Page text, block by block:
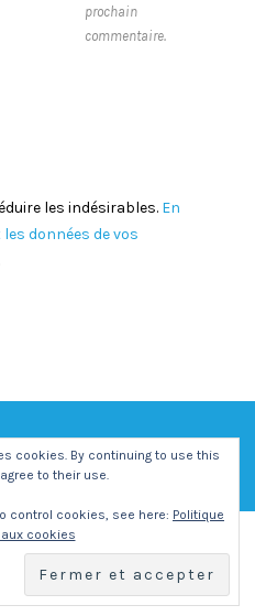
prochain
commentaire.
les indésirables. En
données de vos
cookies. By continuing to use this
to their use.
control cookies, see here: Politique
cookies
Vent des Iles -Mentions